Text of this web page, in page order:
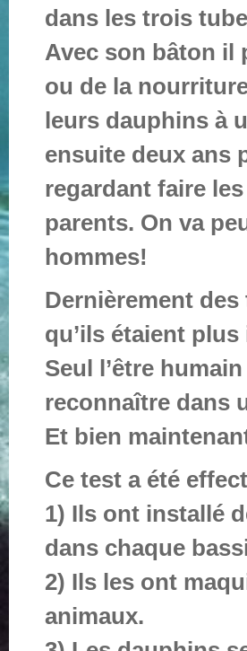
dans les trois
Avec son bâton il
ou de la
leurs dauphins à
ensuite deux ans
regardant faire
parents. On va
hommes!
Dernièrement
qu’ils étaient
Seul l’être
reconnaître dans
Et bien
Ce test a été
1) Ils ont installé
dans chaque
2) Ils les ont
animaux.